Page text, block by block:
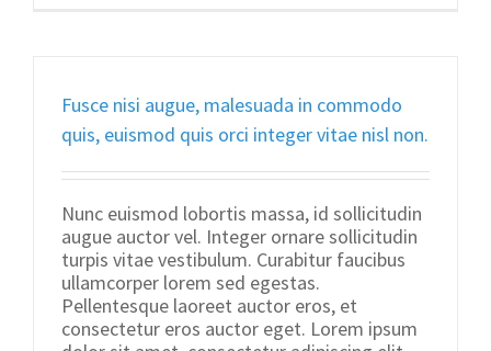
Fusce nisi augue, malesuada in commodo
quis, euismod quis orci integer vitae nisl non.
Nunc euismod lobortis massa, id sollicitudin
augue auctor vel. Integer ornare sollicitudin
turpis vitae vestibulum. Curabitur faucibus
ullamcorper lorem sed egestas.
Pellentesque laoreet auctor eros, et
consectetur eros auctor eget. Lorem ipsum